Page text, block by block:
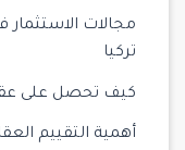
مجالات
تركيا
كيف تحصل على
أهمية التقييم